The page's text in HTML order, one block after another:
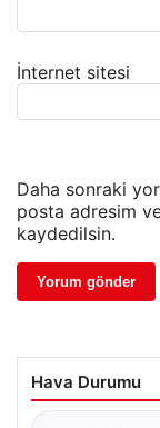
İnternet sitesi
Daha sonraki
posta adresim
kaydedilsin.
Hava Durumu